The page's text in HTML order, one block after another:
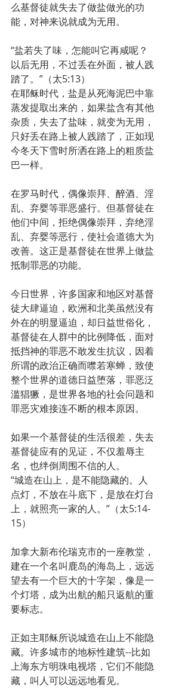
么基督徒就失去了做盐做光的功
能，对神来说就成为无用。
“盐若失了味，怎能叫它再咸呢？
以后无用，不过丢在外面，被人践
踏了。”（太5:13）
在耶稣时代，盐是从死海泥巴中靠
蒸发提取出来的，如果盐含有其他
杂质，失去了盐味，就变为无用，
只好丢在路上被人践踏了，正如现
今冬天下雪时所洒在路上的粗质盐
巴一样。
在罗马时代，偶像崇拜、醉酒、淫
乱、弃婴等罪恶盛行。但基督徒在
他们中间，拒绝偶像崇拜，弃绝淫
乱、弃婴等恶行，使社会道德大为
改善。这正是基督徒在世界上做盐
抵制罪恶的功能。
今日世界，许多国家和地区对基督
徒大肆逼迫，欧洲和北美虽然没有
外在的明显逼迫，却日益世俗化，
基督徒在人群中的比例降低，面对
抵挡神的罪恶不敢发生抗议，因着
所谓的政治正确而噤若寒蝉，致使
整个世界的道德日益堕落，罪恶泛
滥猖獗，是世界各地的社会问题和
罪恶灾难接连不断的根本原因。
如果一个基督徒的生活很差，失去
基督徒应有的见证，不仅羞辱主
名，也绊倒周围不信的人。
“城造在山上，是不能隐藏的。人
点灯，不放在斗底下，是放在灯台
上，就照亮一家的人。”（太5:14-
15）
加拿大新布伦瑞克市的一座教堂，
建在一个名叫鹿岛的海岛上，远远
望去有一个巨大的十字架，像是一
个灯塔，成为出航的船只返航的重
要标志。
正如主耶稣所说城造在山上不能隐
藏。许多城市的地标性建筑--比如
上海东方明珠电视塔，它们不能隐
藏，叫人可以远远地看见。